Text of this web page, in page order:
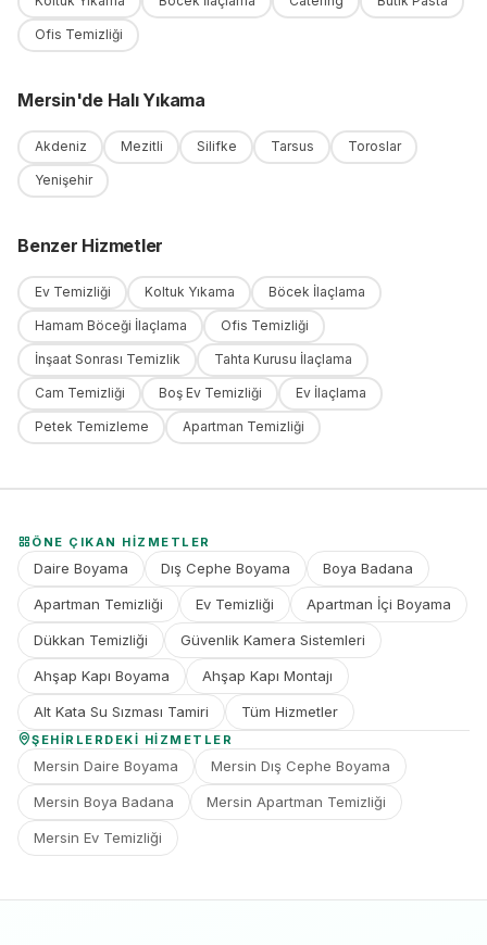
Ofis Temizliği
Mersin'de Halı Yıkama
Akdeniz Mezitli Silifke Tarsus Toroslar
Yenişehir
Benzer Hizmetler
Ev Temizliği Koltuk Yıkama Böcek İlaçlama
Hamam Böceği İlaçlama Ofis Temizliği
İnşaat Sonrası Temizlik Tahta Kurusu İlaçlama
Cam Temizliği Boş Ev Temizliği Ev İlaçlama
Petek Temizleme Apartman Temizliği
ÖNE ÇIKAN HIZMETLER
Daire Boyama Dış Cephe Boyama Boya Badana
Apartman Temizliği Ev Temizliği Apartman İçi Boyama
Dükkan Temizliği Güvenlik Kamera Sistemleri
Ahşap Kapı Boyama Ahşap Kapı Montajı
Alt Kata Su Sızması Tamiri Tüm Hizmetler
ŞEHIRLERDEKI HIZMETLER
Mersin Daire Boyama Mersin Dış Cephe Boyama
Mersin Boya Badana Mersin Apartman Temizliği
Mersin Ev Temizliği